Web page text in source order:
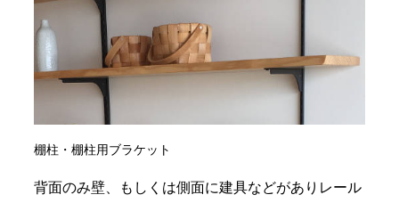
棚柱・棚柱用ブラケット
背面のみ壁、もしくは側面に建具などがありレール